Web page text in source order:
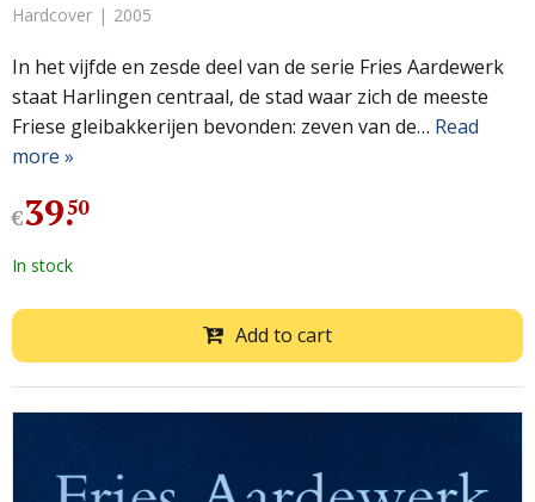
Hardcover 2005
In het vijfde en zesde deel van de serie Fries Aardewerk
staat Harlingen centraal, de stad waar zich de meeste
Friese gleibakkerijen bevonden: zeven van de… Read
more »
€39.
50
In stock
Add to cart